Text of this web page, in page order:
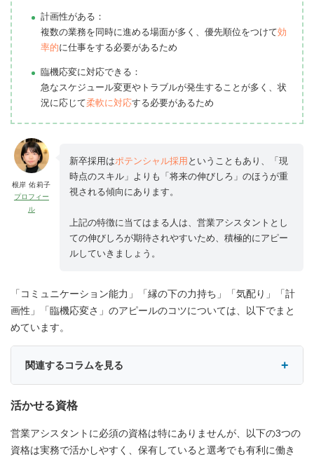
計画性がある：
複数の業務を同時に進める場面が多く、優先順位をつけて効
率的に仕事をする必要があるため
臨機応変に対応できる：
急なスケジュール変更やトラブルが発生することが多く、状
況に応じて柔軟に対応する必要があるため
根岸 佑莉子
プロフィー
ル
新卒採用はポテンシャル採用 ということもあり、「現
時点のスキル」よりも「将来の伸びしろ」のほうが重
視される傾向にあります。
上記の特徴に当てはまる人は、営業アシスタントとし
ての伸びしろが期待されやすいため、積極的にアピー
ルしていきましょう。
「コミュニケーション能力」「縁の下の力持ち」「気配り」「計
画性」「臨機応変さ」のアピールのコツについては、以下でまと
めています。
関連するコラムを見る
活かせる資格
営業アシスタントに必須の資格は特にありませんが、以下の3つの
資格は実務で活かしやすく、保有していると選考でも有利に働き